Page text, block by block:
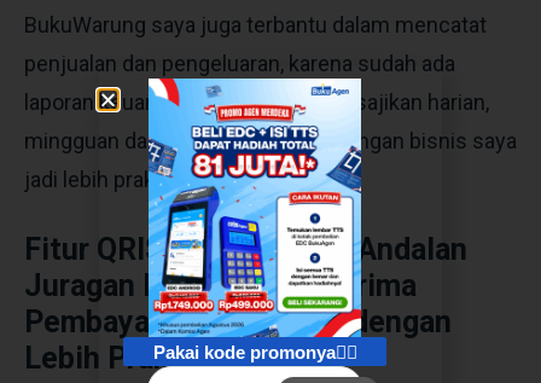
BukuWarung saya juga terbantu dalam mencatat
penjualan dan pengeluaran, karena sudah ada
laporan keuangan otomatis yang disajikan harian,
mingguan dan bulanan. Kelola keuangan bisnis saya
jadi lebih praktis cukup pakai HP.
Fitur QRIS BukuWarung: Andalan
Juragan Bisnis Untuk Terima
Pembayaran Pelanggan dengan
Lebih PraktisPakai kode promonya👇🏻